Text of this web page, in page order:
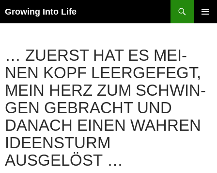
Inhalt
Growing Into Life
… ZUERST HAT ES MEI­
NEN KOPF LEER­GE­FEGT,
MEIN HERZ ZUM SCHWIN­
GEN GEBRACHT UND
DANACH EINEN WAH­REN
IDEENSTURM
AUSGELÖST …